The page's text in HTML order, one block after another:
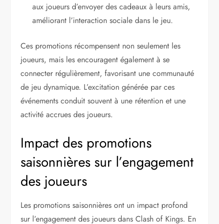
aux joueurs d’envoyer des cadeaux à leurs amis,
améliorant l’interaction sociale dans le jeu.
Ces promotions récompensent non seulement les
joueurs, mais les encouragent également à se
connecter régulièrement, favorisant une communauté
de jeu dynamique. L’excitation générée par ces
événements conduit souvent à une rétention et une
activité accrues des joueurs.
Impact des promotions
saisonnières sur l’engagement
des joueurs
Les promotions saisonnières ont un impact profond
sur l’engagement des joueurs dans Clash of Kings. En